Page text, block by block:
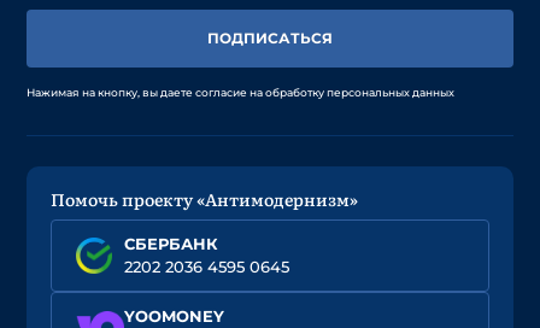
ПОДПИСАТЬСЯ
Нажимая на кнопку, вы даете согласие на обработку персональных данных
Помочь проекту «Антимодернизм»
СБЕРБАНК
2202 2036 4595 0645
YOOMONEY